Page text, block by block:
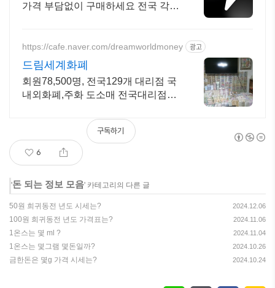
가격 부담없이 구매하세요 전국 각지
https://cafe.naver.com/dreamworldmoney 광고
드림세계화폐
회원78,500명, 전국129개 대리점 국
내외화폐,주화 도소매 전국대리점상
6
구독하기
'돈 되는 정보 모음' 카테고리의 다른 글
50원 희귀동전 년도 시세는? 2024.12.06
100원 희귀동전 년도 가격표는? 2024.11.06
1온스는 몇 ml ? 2024.11.04
1온스는 몇그램 몇돈일까? 2024.10.26
금한돈은 몇g 가격 시세는? 2024.10.24